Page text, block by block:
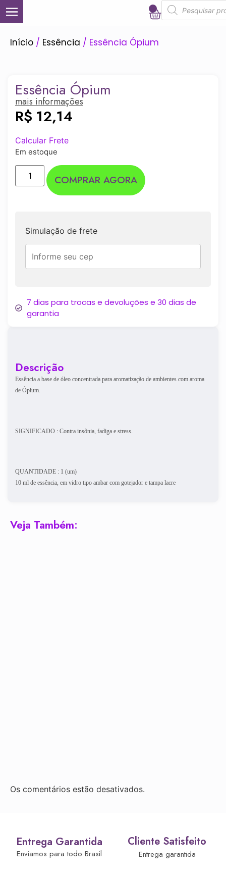
Início / Essência / Essência Ópium
Descrição
Essência a base de óleo concentrada para aromatização de ambientes com aroma
de Ópium.
SIGNIFICADO : Contra insônia, fadiga e stress.
QUANTIDADE : 1 (um)
10 ml de essência, em vidro tipo ambar com gotejador e tampa lacre
Essência Ópium
mais informações
R$ 12,14
Calcular Frete
Em estoque
COMPRAR AGORA
Simulação de frete
7 dias para trocas e devoluções e 30 dias de
garantia
Veja Também:
Os comentários estão desativados.
Entrega Garantida
Enviamos para todo Brasil
Cliente Satisfeito
Entrega garantida